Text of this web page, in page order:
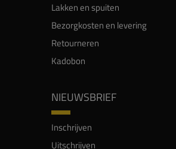
Lakken en spuiten
Bezorgkosten en levering
Retourneren
Kadobon
NIEUWSBRIEF
Inschrijven
Uitschrijven